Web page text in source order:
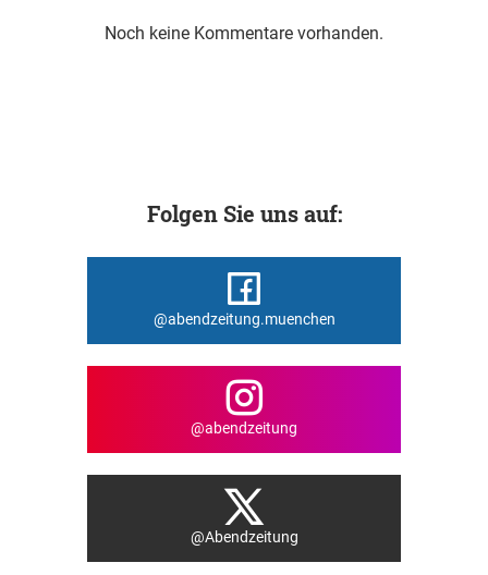
Noch keine Kommentare vorhanden.
Folgen Sie uns auf:
@abendzeitung.muenchen
@abendzeitung
@Abendzeitung